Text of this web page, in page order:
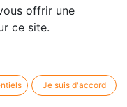
offrir une
ce site.
Je suis d'accord